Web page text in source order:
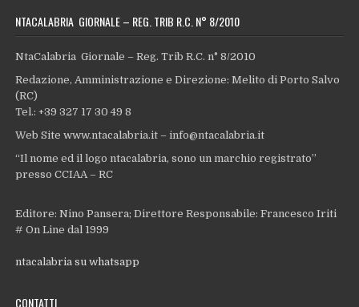
NTACALABRIA GIORNALE – REG. TRIB R.C. N° 8/2010
NtaCalabria Giornale – Reg. Trib R.C. n° 8/2010
Redazione, Amministrazione e Direzione: Melito di Porto Salvo
(RC)
Tel.: +39 327 17 30 49 8
Web Site www.ntacalabria.it – info@ntacalabria.it
“Il nome ed il logo ntacalabria, sono un marchio registrato”
presso CCIAA – RC
Editore: Nino Pansera; Direttore Responsabile: Francesco Iriti
# On Line dal 1999
ntacalabria su whatsapp
CONTATTI